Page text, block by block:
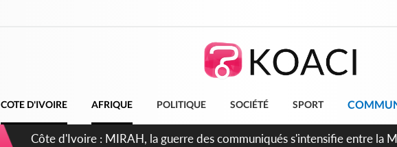
COTE D'IVOIRE AFRIQUE POLITIQUE SOCIÉTÉ SPORT
Côte d'Ivoire : Indépendance 2026, Thiam plaide pour un